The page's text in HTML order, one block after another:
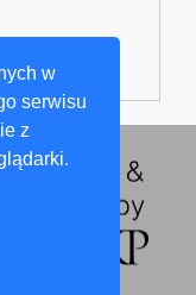
w
serwisu
z